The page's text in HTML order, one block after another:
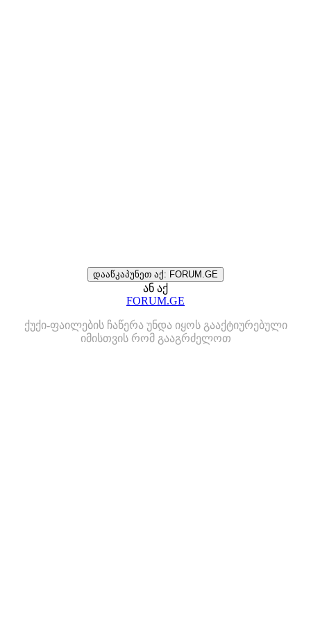
დააწკაპუნეთ აქ: FORUM.GE
ან აქ
FORUM.GE
ქუქი-ფაილების ჩაწერა უნდა იყოს გააქტიურებული
იმისთვის რომ გააგრძელოთ